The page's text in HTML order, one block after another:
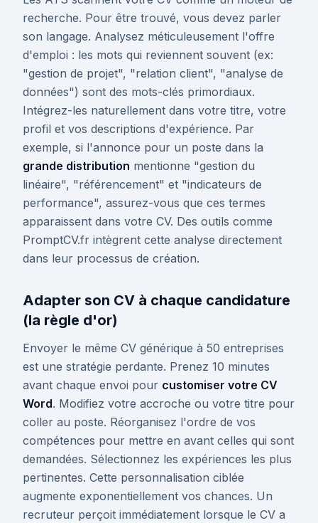
recherche. Pour être trouvé, vous devez parler
son langage. Analysez méticuleusement l'offre
d'emploi : les mots qui reviennent souvent (ex:
"gestion de projet", "relation client", "analyse de
données") sont des mots-clés primordiaux.
Intégrez-les naturellement dans votre titre, votre
profil et vos descriptions d'expérience. Par
exemple, si l'annonce pour un poste dans la
grande distribution mentionne "gestion du
linéaire", "référencement" et "indicateurs de
performance", assurez-vous que ces termes
apparaissent dans votre CV. Des outils comme
PromptCV.fr intègrent cette analyse directement
dans leur processus de création.
Adapter son CV à chaque candidature
(la règle d'or)
Envoyer le même CV générique à 50 entreprises
est une stratégie perdante. Prenez 10 minutes
avant chaque envoi pour customiser votre CV
Word. Modifiez votre accroche ou votre titre pour
coller au poste. Réorganisez l'ordre de vos
compétences pour mettre en avant celles qui sont
demandées. Sélectionnez les expériences les plus
pertinentes. Cette personnalisation ciblée
augmente exponentiellement vos chances. Un
recruteur perçoit immédiatement lorsque le CV a